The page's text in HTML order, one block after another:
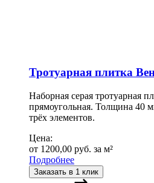
Тротуарная плитка
Наборная серая тротуарная
прямоугольная. Толщина 40
трёх элементов.
Цена:
от 1200,00 руб. за м²
Подробнее
Заказать в 1 клик